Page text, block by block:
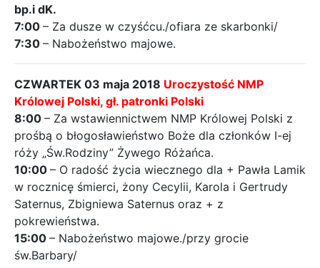
bp.i dK.
7:00 – Za dusze w czyśćcu./ofiara ze skarbonki/
7:30 – Nabożeństwo majowe.
CZWARTEK 03 maja 2018 Uroczystość NMP
Królowej Polski, gł. patronki Polski
8:00 – Za wstawiennictwem NMP Królowej Polski z
prośbą o błogosławieństwo Boże dla członków I-ej
róży „Św.Rodziny” Żywego Różańca.
10:00 – O radość życia wiecznego dla + Pawła Lamik
w rocznicę śmierci, żony Cecylii, Karola i Gertrudy
Saternus, Zbigniewa Saternus oraz + z
pokrewieństwa.
15:00 – Nabożeństwo majowe./przy grocie
św.Barbary/